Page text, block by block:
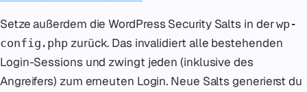
Setze außerdem die WordPress Security Salts in derwp-
config.php zurück. Das invalidiert alle bestehenden
Login-Sessions und zwingt jeden (inklusive des
Angreifers) zum erneuten Login. Neue Salts generierst du